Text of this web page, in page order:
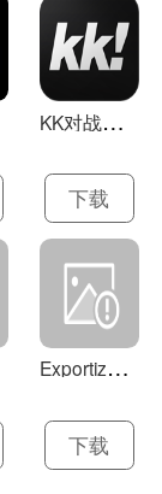
K
K对战平台 1.0.1
下载
E
xportizer 9.0.8
下载